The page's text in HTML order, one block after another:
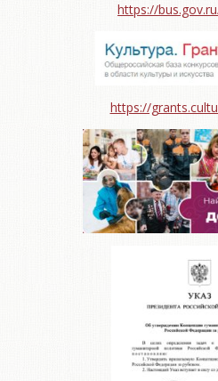
https://
https://